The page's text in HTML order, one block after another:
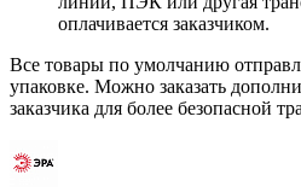
оплачивается заказчиком.
Все товары по умолчанию
упаковке. Можно заказать
заказчика для более безопасной